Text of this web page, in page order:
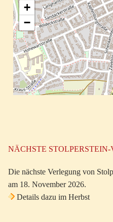
+
−
NÄCHSTE
Die nächste Verlegung von
am 18. November 2026.
Details dazu im Herbst